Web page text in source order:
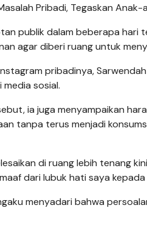
Pribadi, Tegaskan
publik dalam beberapa hari
agar diberi ruang untuk
pribadinya,
sosial.
ia juga menyampaikan
tanpa terus menjadi
di ruang lebih tenang
dari lubuk hati saya
menyadari bahwa